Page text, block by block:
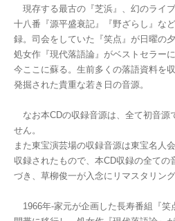
現存する最古の『芝浜』、幻のライ
十八番『源平盛衰記』『野ざらし』な
録。司会をしていた『笑点』が日曜の夕
処女作『現代落語論』がベストセラー
今ここに蘇る。生前多くの落語資料を
発掘された貴重な若き日の音源。
なお本CDの収録音源は、全て初音源
せん。
また東宝演芸場の収録音源は東宝名人
収録されたもので、本CD収録の全て
づき、草柳俊一が入念にリマスタリング
1966年-家元が企画した長寿番組『笑